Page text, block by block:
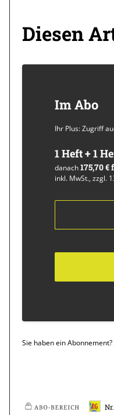
Diesen
Im Abo
Ihr Plus: Zugriff
1 Heft + 1
danach175,70
inkl. MwSt., zzgl.
Sie haben ein Abonnement?